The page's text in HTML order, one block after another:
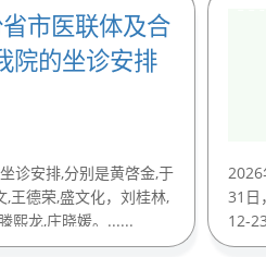
市医联体及合
院的坐诊安排
诊安排,分别是黄啓金,于
,王德荣,盛文化，刘桂林,
熙龙,庄晓媛。......
31日
12-